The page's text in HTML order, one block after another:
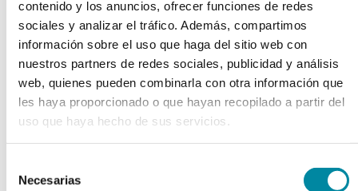
contenido y los anuncios, ofrecer funciones de redes
sociales y analizar el tráfico. Además, compartimos
información sobre el uso que haga del sitio web con
nuestros partners de redes sociales, publicidad y análisis
web, quienes pueden combinarla con otra información que
les haya proporcionado o que hayan recopilado a partir del
uso que haya hecho de sus servicios.
Necesarias
chevron_right